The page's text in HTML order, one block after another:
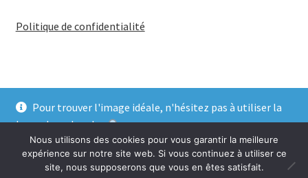
Pour trouver l'image idéale, n'hésitez pas à utiliser la
barre de recherche
Ignorer
Politique de confidentialité
© BadgeGirl® 2026
Nous utilisons des cookies pour vous garantir la meilleure
expérience sur notre site web. Si vous continuez à utiliser ce
site, nous supposerons que vous en êtes satisfait.